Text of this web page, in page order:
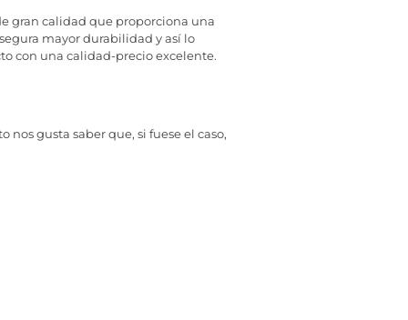
gran calidad que proporciona una
mayor durabilidad y así lo
con una calidad-precio excelente.
nos gusta saber que, si fuese el caso,